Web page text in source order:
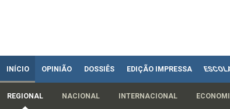
INÍCIO OPINIÃO DOSSIÊS EDIÇÃO IMPRESSA
REGIONAL NACIONAL INTERNACIONAL